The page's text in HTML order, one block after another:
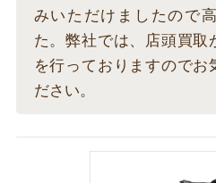
みいただけましたので
た。弊社では、店頭買取
を行っておりますのでお
ださい。